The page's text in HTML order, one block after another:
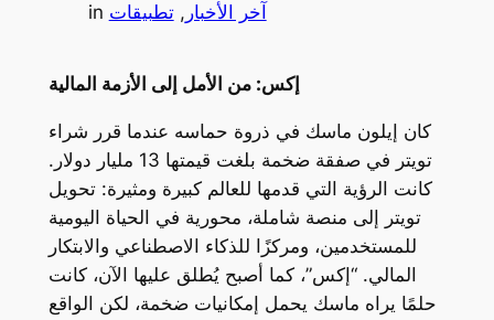
in آخر الأخبار , تطبيقات
إكس: من الأمل إلى الأزمة المالية
كان إيلون ماسك في ذروة حماسه عندما قرر شراء
تويتر في صفقة ضخمة بلغت قيمتها 13 مليار دولار.
كانت الرؤية التي قدمها للعالم كبيرة ومثيرة: تحويل
تويتر إلى منصة شاملة، محورية في الحياة اليومية
للمستخدمين، ومركزًا للذكاء الاصطناعي والابتكار
المالي. “إكس”، كما أصبح يُطلق عليها الآن، كانت
حلمًا يراه ماسك يحمل إمكانيات ضخمة، لكن الواقع